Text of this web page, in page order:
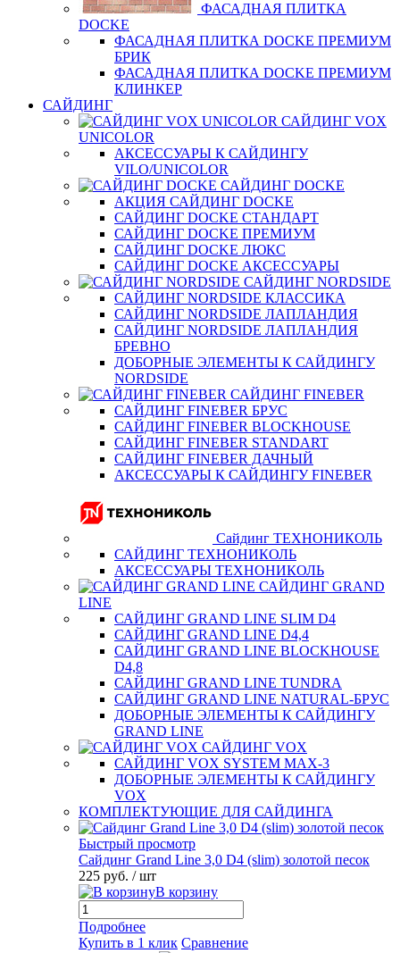
ФАСАДНАЯ ПЛИТКА
DOCKE
ФАСАДНАЯ ПЛИТКА DOCKE ПРЕМИУМ
БРИК
ФАСАДНАЯ ПЛИТКА DOCKE ПРЕМИУМ
КЛИНКЕР
САЙДИНГ
САЙДИНГ VOX
UNICOLOR
АКСЕССУАРЫ К САЙДИНГУ
VILO/UNICOLOR
САЙДИНГ DOCKE
АКЦИЯ САЙДИНГ DOCKE
САЙДИНГ DOCKE СТАНДАРТ
САЙДИНГ DOCKE ПРЕМИУМ
САЙДИНГ DOCKE ЛЮКС
САЙДИНГ DOCKE АКСЕССУАРЫ
САЙДИНГ NORDSIDE
САЙДИНГ NORDSIDE КЛАССИКА
САЙДИНГ NORDSIDE ЛАПЛАНДИЯ
САЙДИНГ NORDSIDE ЛАПЛАНДИЯ
БРЕВНО
ДОБОРНЫЕ ЭЛЕМЕНТЫ К САЙДИНГУ
NORDSIDE
САЙДИНГ FINEBER
САЙДИНГ FINEBER БРУС
САЙДИНГ FINEBER BLOCKHOUSE
САЙДИНГ FINEBER STANDART
САЙДИНГ FINEBER ДАЧНЫЙ
АКСЕССУАРЫ К САЙДИНГУ FINEBER
Сайдинг ТЕХНОНИКОЛЬ
САЙДИНГ ТЕХНОНИКОЛЬ
АКСЕССУАРЫ ТЕХНОНИКОЛЬ
САЙДИНГ GRAND
LINE
САЙДИНГ GRAND LINE SLIM D4
САЙДИНГ GRAND LINE D4,4
САЙДИНГ GRAND LINE BLOCKHOUSE
D4,8
САЙДИНГ GRAND LINE TUNDRA
САЙДИНГ GRAND LINE NATURAL-БРУС
ДОБОРНЫЕ ЭЛЕМЕНТЫ К САЙДИНГУ
GRAND LINE
САЙДИНГ VOX
САЙДИНГ VOX SYSTEM MAX-3
ДОБОРНЫЕ ЭЛЕМЕНТЫ К САЙДИНГУ
VOX
КОМПЛЕКТУЮЩИЕ ДЛЯ САЙДИНГА
Быстрый просмотр
Сайдинг Grand Line 3,0 D4 (slim) золотой песок
225 руб. / шт
В корзину
Подробнее
Купить в 1 клик Сравнение